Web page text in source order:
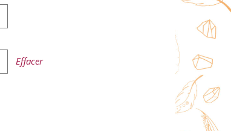
Effacer